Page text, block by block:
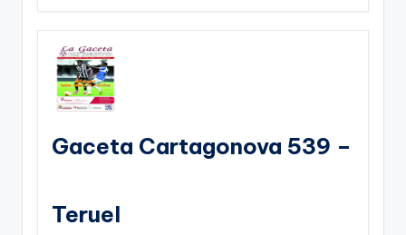
Gaceta Cartagonova 539 –
Teruel